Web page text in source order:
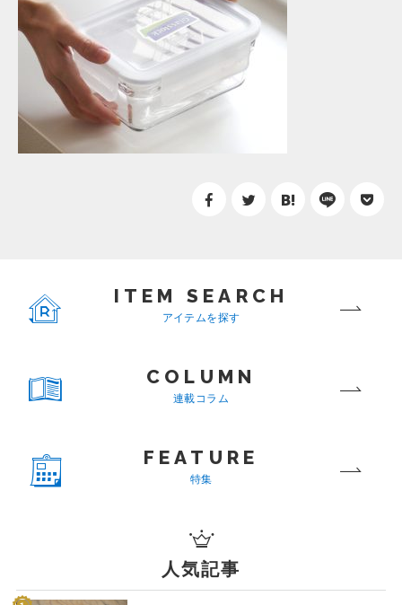
ITEM SEARCH
アイテムを探す
COLUMN
連載コラム
FEATURE
特集
人気記事